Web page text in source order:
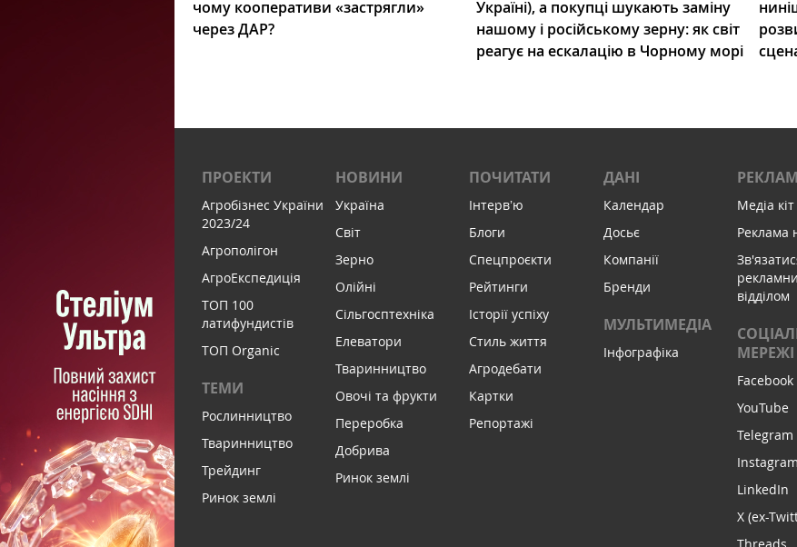
чому кооперативи «застрягли»
через ДАР?
Україні), а покупці шукають заміну
нашому і російському зерну: як світ
реагує на ескалацію в Чорному морі
ПРОЕКТИ
Агробізнес України
2023/24
Агрополігон
АгроЕкспедиція
ТОП 100
латифундистів
ТОП Organic
ТЕМИ
Рослинництво
Тваринництво
Трейдинг
Ринок землі
НОВИНИ
Україна
Світ
Зерно
Олійні
Сільгосптехніка
Елеватори
Тваринництво
Овочі та фрукти
Переробка
Добрива
Ринок землі
ПОЧИТАТИ
Інтервʼю
Блоги
Спецпроєкти
Рейтинги
Історії успіху
Стиль життя
Агродебати
Картки
Репортажі
ДАНІ
Календар
Досьє
Компанії
Бренди
МУЛЬТИМЕДІА
Інфографіка
Медіа кіт
Реклама
відділом
МЕРЕЖІ
Facebook
YouTube
Telegram
Instagram
LinkedIn
X (ex-